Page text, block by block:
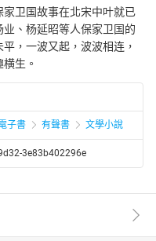
卫国故事在北宋中叶就已
、杨延昭等人保家卫国的
，一波又起，波波相连，
生。
子書 有聲書 文學小說
3e83b402296e